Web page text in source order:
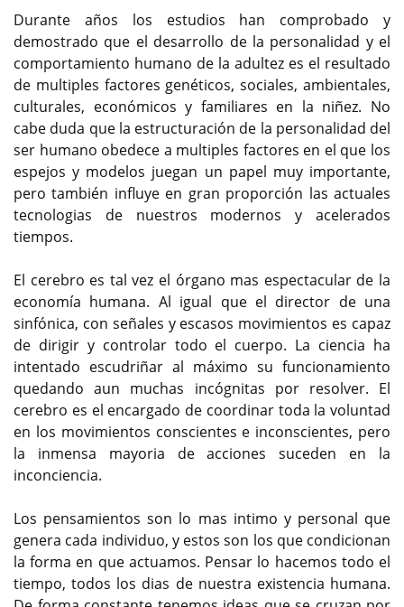
Durante años los estudios han comprobado y
demostrado que el desarrollo de la personalidad y el
comportamiento humano de la adultez es el resultado
de multiples factores genéticos, sociales, ambientales,
culturales, económicos y familiares en la niñez. No
cabe duda que la estructuración de la personalidad del
ser humano obedece a multiples factores en el que los
espejos y modelos juegan un papel muy importante,
pero también influye en gran proporción las actuales
tecnologias de nuestros modernos y acelerados
tiempos.
El cerebro es tal vez el órgano mas espectacular de la
economía humana. Al igual que el director de una
sinfónica, con señales y escasos movimientos es capaz
de dirigir y controlar todo el cuerpo. La ciencia ha
intentado escudriñar al máximo su funcionamiento
quedando aun muchas incógnitas por resolver. El
cerebro es el encargado de coordinar toda la voluntad
en los movimientos conscientes e inconscientes, pero
la inmensa mayoria de acciones suceden en la
inconciencia.
Los pensamientos son lo mas intimo y personal que
genera cada individuo, y estos son los que condicionan
la forma en que actuamos. Pensar lo hacemos todo el
tiempo, todos los dias de nuestra existencia humana.